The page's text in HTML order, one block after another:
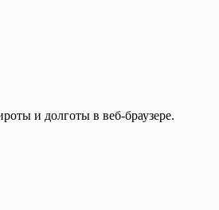
и долготы в веб-браузере.